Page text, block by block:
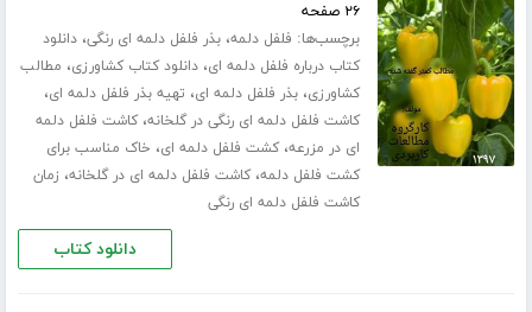
۲۶ صفحه
برچسب‌ها: فلفل دلمه،بذر فلفل دلمه ای رنگی،دانلود
کتاب درباره فلفل دلمه ای،دانلود کتاب کشاورزی، مطالب
کشاورزی،بذر فلفل دلمه ای، تهیه بذر فلفل دلمه ای،
کاشت فلفل دلمه ای رنگی در گلخانه،کاشت فلفل دلمه
ای در مزرعه،کشت فلفل دلمه ای، خاک مناسب برای
کشت فلفل دلمه،کاشت فلفل دلمه ای در گلخانه، زمان
کاشت فلفل دلمه ای رنگی
دانلود کتاب